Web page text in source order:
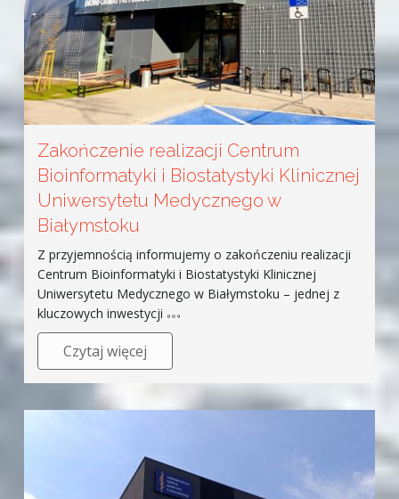
Zakończenie realizacji Centrum
Bioinformatyki i Biostatystyki Klinicznej
Uniwersytetu Medycznego w
Białymstoku
Z przyjemnością informujemy o zakończeniu realizacji
Centrum Bioinformatyki i Biostatystyki Klinicznej
Uniwersytetu Medycznego w Białymstoku – jednej z
kluczowych inwestycji
Czytaj więcej